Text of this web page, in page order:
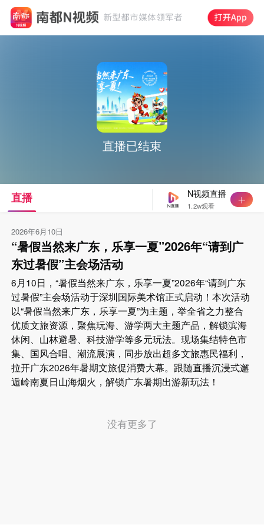
直播已结束
N视频直播
1.2w观看
直播
2026年6月10日
“暑假当然来广东，乐享一夏”2026年“请到广
东过暑假”主会场活动
6月10日，“暑假当然来广东，乐享一夏”2026年“请到广东
过暑假”主会场活动于深圳国际美术馆正式启动！本次活动
以“暑假当然来广东，乐享一夏”为主题，举全省之力整合
优质文旅资源，聚焦玩海、游学两大主题产品，解锁滨海
休闲、山林避暑、科技游学等多元玩法。现场集结特色市
集、国风合唱、潮流展演，同步放出超多文旅惠民福利，
拉开广东2026年暑期文旅促消费大幕。跟随直播沉浸式邂
逅岭南夏日山海烟火，解锁广东暑期出游新玩法！
没有更多了